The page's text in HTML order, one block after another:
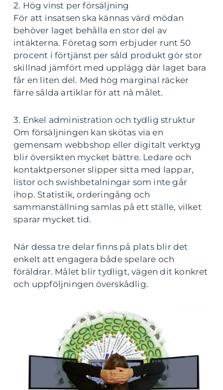
2. Hög vinst per försäljning
För att insatsen ska kännas värd mödan
behöver laget behålla en stor del av
intäkterna. Företag som erbjuder runt 50
procent i förtjänst per såld produkt gör stor
skillnad jämfört med upplägg där laget bara
får en liten del. Med hög marginal räcker
färre sålda artiklar för att nå målet.
3. Enkel administration och tydlig struktur
Om försäljningen kan skötas via en
gemensam webbshop eller digitalt verktyg
blir översikten mycket bättre. Ledare och
kontaktpersoner slipper sitta med lappar,
listor och swishbetalningar som inte går
ihop. Statistik, orderingång och
sammanställning samlas på ett ställe, vilket
sparar mycket tid.
När dessa tre delar finns på plats blir det
enkelt att engagera både spelare och
föräldrar. Målet blir tydligt, vägen dit konkret
och uppföljningen överskådlig.